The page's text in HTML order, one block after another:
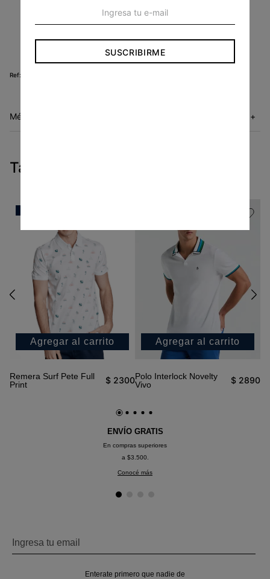
Moderno y cómodo.
Detalles:Cuello y puños ribeteados para contraste.
Fácil cuidado:Lavado a máquina.
Métodos de envío +
Tambien te pueden interesar
Agregar al carrito
Remera Surf Pete Full
Print
$ 2300
Agregar al carrito
Polo Interlock Novelty
Vivo
$ 2890
ENVÍO GRATIS
En compras superiores
a $3.500.
Conocé más
Enterate primero que nadie de
SUSCRIBIRME